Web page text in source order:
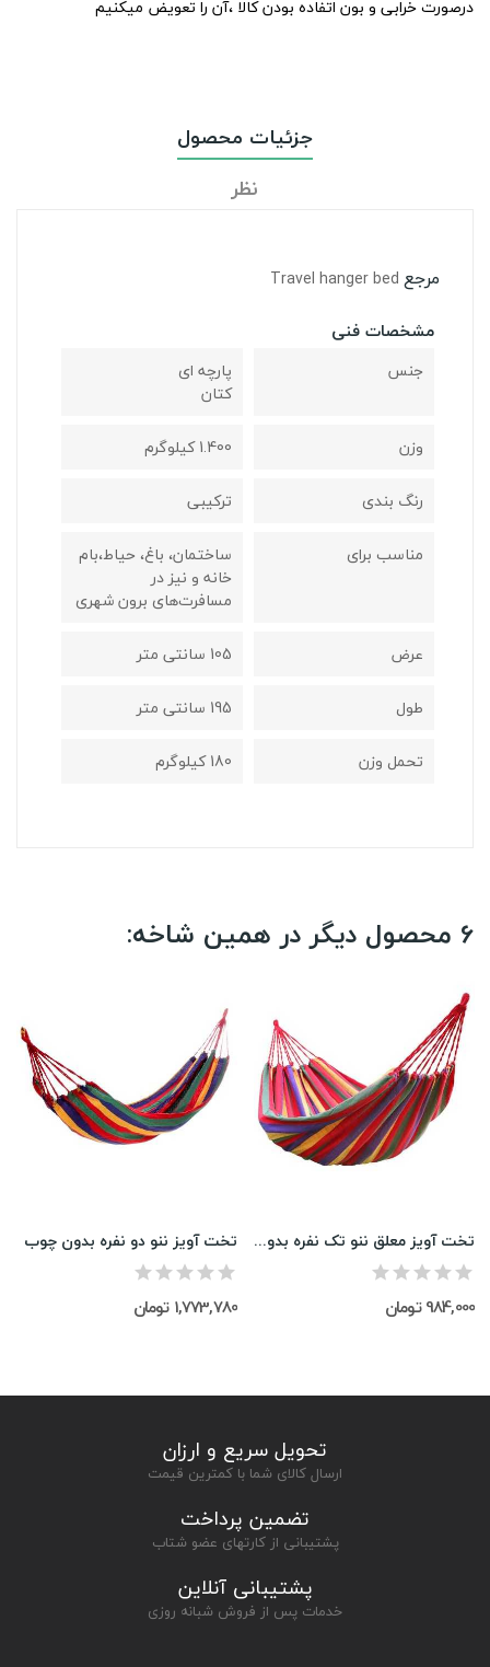
درصورت خرابی و بون اتفاده بودن کالا ،آن را تعویض میکنیم
جزئیات محصول
نظر
مرجع Travel hanger bed
مشخصات فنی
جنس
پارچه ای
کتان
وزن
1.400 کیلوگرم
رنگ بندی
ترکیبی
مناسب برای
ساختمان، باغ، حیاط،بام
خانه و نیز در
مسافرت‌های برون‌ شهری
عرض
105 سانتی متر
طول
195 سانتی متر
تحمل وزن
180 کیلوگرم
6 محصول دیگر در همین شاخه:
تخت آویز ننو دو نفره بدون چوب
1,773,780 تومان
تخت آویز معلق ننو تک نفره بدون چوب
984,000 تومان
تحویل سریع و ارزان
ارسال کالای شما با کمترین قیمت
تضمین پرداخت
پشتیبانی از کارتهای عضو شتاب
پشتیبانی آنلاین
خدمات پس از فروش شبانه روزی